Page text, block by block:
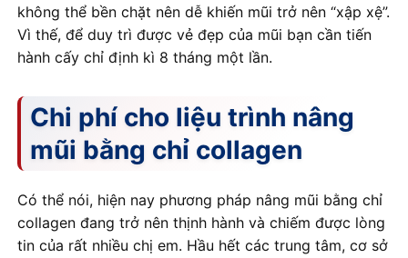
không thể bền chặt nên dễ khiến mũi trở nên “xập xệ”.
Vì thế, để duy trì được vẻ đẹp của mũi bạn cần tiến
hành cấy chỉ định kì 8 tháng một lần.
Chi phí cho liệu trình nâng
mũi bằng chỉ collagen
Có thể nói, hiện nay phương pháp nâng mũi bằng chỉ
collagen đang trở nên thịnh hành và chiếm được lòng
tin của rất nhiều chị em. Hầu hết các trung tâm, cơ sở